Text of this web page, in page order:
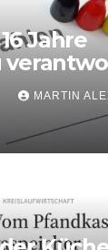
Jahre
MARTIN